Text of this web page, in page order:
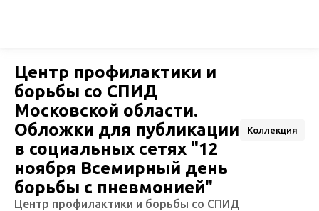
Центр профилактики и
борьбы со СПИД
Московской области.
Обложки для публикации
в социальных сетях "12
ноября Всемирный день
борьбы с пневмонией"
Коллекция
Центр профилактики и борьбы со СПИД